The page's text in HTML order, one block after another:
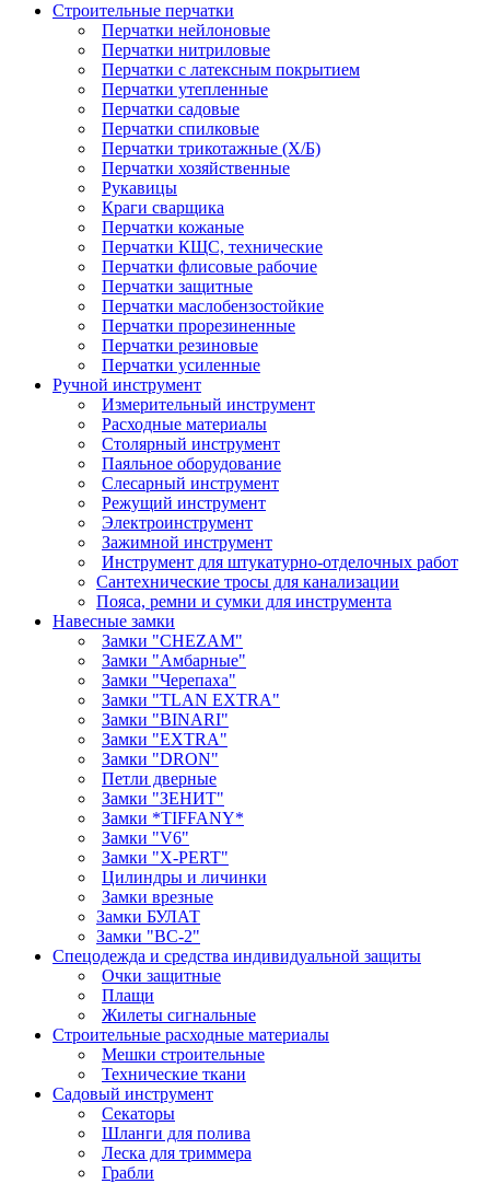
Строительные перчатки
Перчатки нейлоновые
Перчатки нитриловые
Перчатки с латексным покрытием
Перчатки утепленные
Перчатки садовые
Перчатки спилковые
Перчатки трикотажные (Х/Б)
Перчатки хозяйственные
Рукавицы
Краги сварщика
Перчатки кожаные
Перчатки КЩС, технические
Перчатки флисовые рабочие
Перчатки защитные
Перчатки маслобензостойкие
Перчатки прорезиненные
Перчатки резиновые
Перчатки усиленные
Ручной инструмент
Измерительный инструмент
Расходные материалы
Столярный инструмент
Паяльное оборудование
Слесарный инструмент
Режущий инструмент
Электроинструмент
Зажимной инструмент
Инструмент для штукатурно-отделочных работ
Сантехнические тросы для канализации
Пояса, ремни и сумки для инструмента
Навесные замки
Замки "CHEZAM"
Замки "Амбарные"
Замки "Черепаха"
Замки "TLAN EXTRA"
Замки "BINARI"
Замки "EXTRA"
Замки "DRON"
Петли дверные
Замки "ЗЕНИТ"
Замки *TIFFANY*
Замки "V6"
Замки "X-PERT"
Цилиндры и личинки
Замки врезные
Замки БУЛАТ
Замки "ВС-2"
Спецодежда и средства индивидуальной защиты
Очки защитные
Плащи
Жилеты сигнальные
Строительные расходные материалы
Мешки строительные
Технические ткани
Садовый инструмент
Секаторы
Шланги для полива
Леска для триммера
Грабли